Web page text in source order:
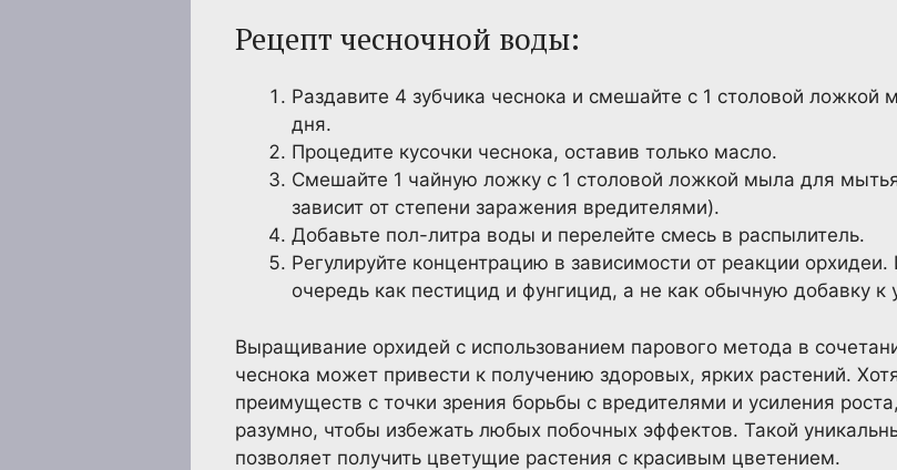
Рецепт чесночной воды:
Раздавите 4 зубчика чеснока и смешайте с 1 столовой ложкой
дня.
Процедите кусочки чеснока, оставив только масло.
Смешайте 1 чайную ложку с 1 столовой ложкой мыла для
зависит от степени заражения вредителями).
Добавьте пол-литра воды и перелейте смесь в распылитель.
Регулируйте концентрацию в зависимости от реакции
очередь как пестицид и фунгицид, а не как обычную добавку к
Выращивание орхидей с использованием парового метода в
чеснока может привести к получению здоровых, ярких растений.
преимуществ с точки зрения борьбы с вредителями и усиления
разумно, чтобы избежать любых побочных эффектов. Такой
позволяет получить цветущие растения с красивым цветением.